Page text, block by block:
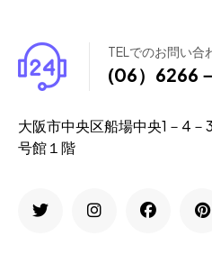
TELでのお問い
(06）6266
大阪市中央区船場中央1－4－
号館１階